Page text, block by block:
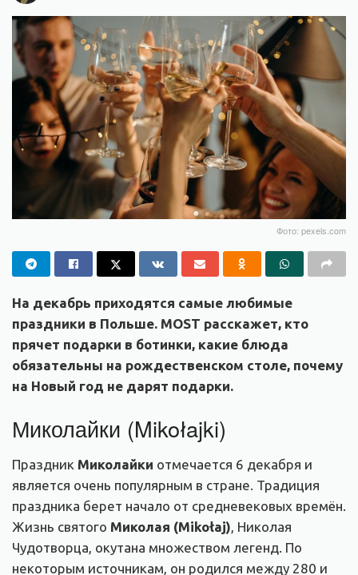
Фото: pexels.com
На декабрь приходятся самые любимые
праздники в Польше. MOST расскажет, кто
прячет подарки в ботинки, какие блюда
обязательны на рождественском столе, почему
на Новый год не дарят подарки.
Миколайки (Mikołajki)
Праздник Миколайки отмечается 6 декабря и
является очень популярным в стране. Традиция
праздника берет начало от средневековых времён.
Жизнь святого Миколая (Mikołaj), Николая
Чудотворца, окутана множеством легенд. По
некоторым источникам, он родился между 280 и